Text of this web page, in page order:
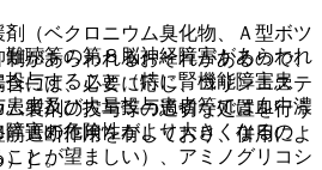
（ベクロニウム臭化物、Ａ型ボツ
制があらわれるおそれがあるので、
には、必要に応じ、コリンエステ
製剤の投与等の適切な処置を行う
遮断作用を有しており、併用によ
）］。
聴等の第８脳神経障害があらわれ
与すること（特に腎機能障害患
者及び大量投与患者等では血中濃
害の危険性がより大きくなるの
とが望ましい）、アミノグリコシ